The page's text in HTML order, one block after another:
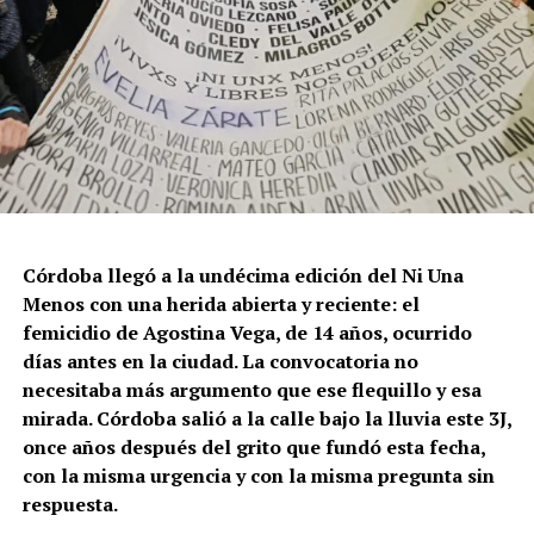
Córdoba llegó a la undécima edición del Ni Una
Menos con una herida abierta y reciente: el
femicidio de Agostina Vega, de 14 años, ocurrido
días antes en la ciudad. La convocatoria no
necesitaba más argumento que ese flequillo y esa
mirada. Córdoba salió a la calle bajo la lluvia este 3J,
once años después del grito que fundó esta fecha,
con la misma urgencia y con la misma pregunta sin
respuesta.